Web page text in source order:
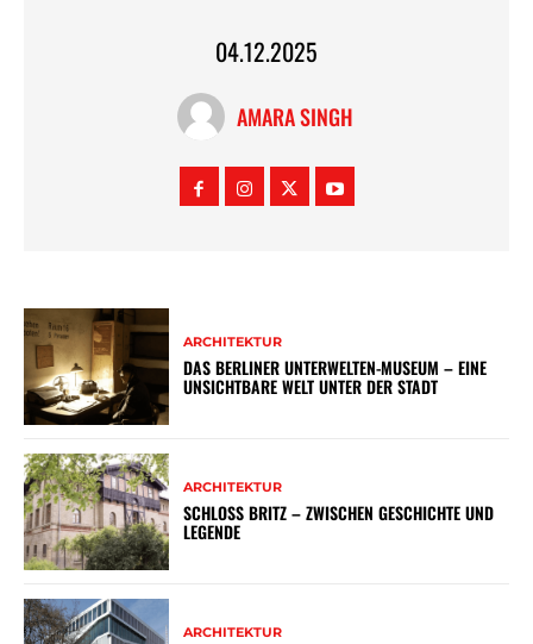
04.12.2025
AMARA SINGH
ARCHITEKTUR
DAS BERLINER UNTERWELTEN-MUSEUM – EINE
UNSICHTBARE WELT UNTER DER STADT
ARCHITEKTUR
SCHLOSS BRITZ – ZWISCHEN GESCHICHTE UND
LEGENDE
ARCHITEKTUR